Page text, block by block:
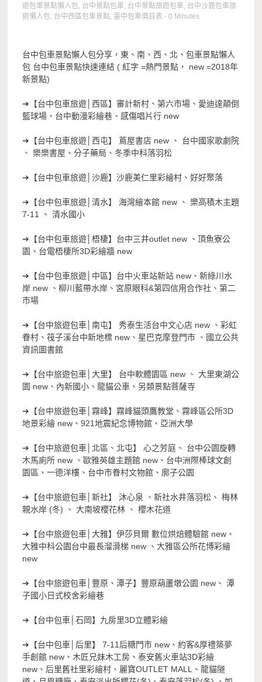
遊包車景點懶人包, 台中景點包車, 台中景點旅遊包車, 台中沙鹿包車旅
遊懶人包, 台中西區包車景點, 臺中包車價目表 - 0 Minutes
台中包車景點懶人包分享，東、南、西、北、包車景點懶人
包 台中包車景點快速連結 ( 紅字 =熱門景點， new =2018年
新景點)
➔【台中包車旅遊│西區】審計新村、第六市場、愛迪達顛倒
籃球場、台中動漫彩繪巷、感傷唱片行 new
➔【台中包車旅遊│西屯】 蔦屋書店 new 、 台中國家歌劇院
、 樂樂書屋、分子藥局、冬季中科落羽松
➔【台中包車旅遊│沙鹿】沙鹿美仁里彩繪村、好好聚落
➔【台中包車旅遊│清水】 海灣繪本館 new 、 樂高積木主題
7-11 、 清水國小
➔【台中包車旅遊│梧棲】台中三井outlet new 、頂魚寮公
園、台電梧棲所3D彩繪牆 new
➔【台中包車旅遊│中區】台中火車站新站 new、新綠川水
岸 new 、柳川藍帶水岸、宮原眼科&第四信用合作社、第二
市場
➔【台中旅遊包車│南屯】 秀泰生活台中文心店 new 、彩虹
眷村、筏子溪台中新地標 new、星巴克摩登門市 、國立公共
資訊圖書館
➔【台中旅遊包車│大里】 台中軟體園區 new 、 大里東湖公
園 new、內新國小、龍貓公車、另類景點菩薩寺
➔【台中旅遊包車│霧峰】霧峰貓頭鷹教堂、霧峰區公所3D
地景彩繪 new、921地震紀念博物館、亞洲大學
➔【台中旅遊包車│北區、北屯】 心之芳庭、 台中公園旋轉
木馬廁所 new 、歐雅英雄主題館 new、台中洲際棒球文創
園區、一德洋樓、台中市眷村文物館、廓子公園
➔【台中旅遊包車│新社】 沐心泉 、新社水井落羽松、 梅林
親水岸 (冬) 、 大南坡櫻花林 、 櫻木花道
➔【台中旅遊包車│大雅】伊莎貝爾 數位烘焙體驗館 new、
大雅中科公園台中最長溜滑梯 new 、大雅區公所花博彩繪
new
➔【台中旅遊包車│豐原、潭子】豐原葫蘆墩公園 new、 潭
子國小日式校舍彩繪巷
➔【台中包車│石岡】九房里3D立體彩繪
➔【台中包車│后里】 7-11后糖門市 new、約客&厚禮築夢
手創館 new、木匠兄妹木工房、泰安舊火車站3D彩繪
new、后里舊社里彩繪村、麗寶OUTLET MALL、龍貓隧